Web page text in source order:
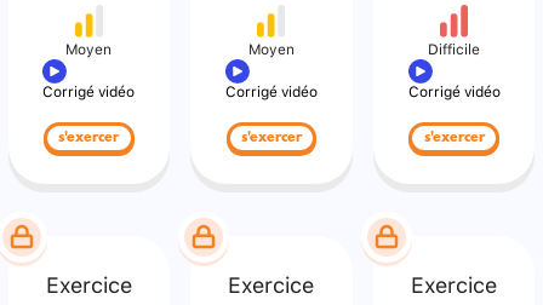
Moyen
Corrigé vidéo
s'exercer
Moyen
Corrigé vidéo
s'exercer
Difficile
Corrigé vidéo
s'exercer
Exercice Exercice Exercice